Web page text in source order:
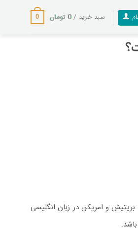
سبد خرید /0 تومان 0
بریتیش و امریکن در زبان انگلیسی